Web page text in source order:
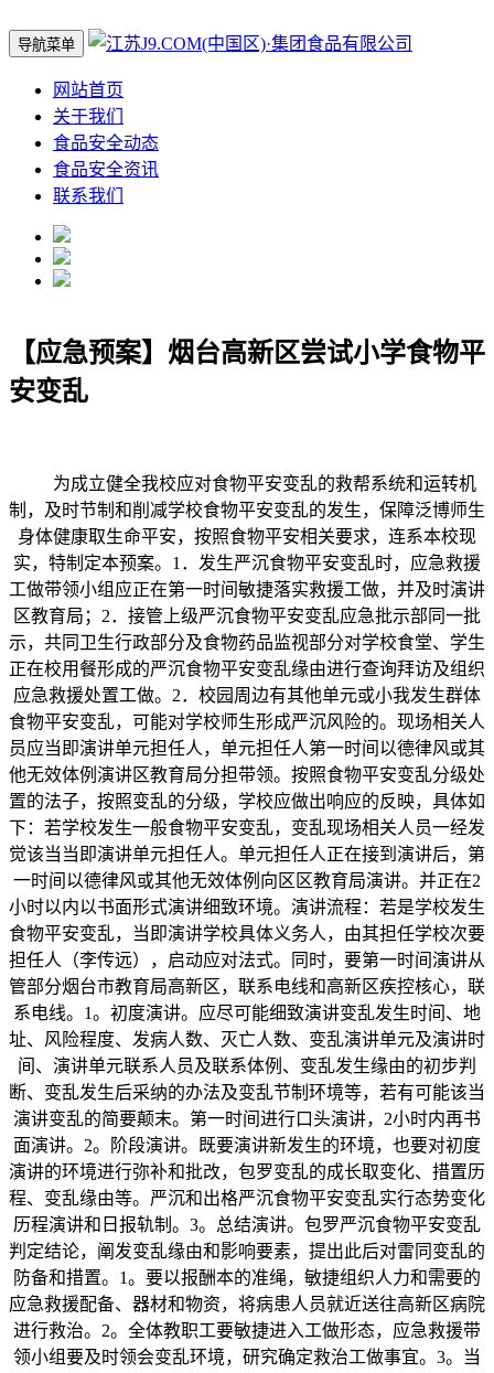
导航菜单
网站首页
关于我们
食品安全动态
食品安全资讯
联系我们
【应急预案】烟台高新区尝试小学食物平
安变乱
为成立健全我校应对食物平安变乱的救帮系统和运转机
制，及时节制和削减学校食物平安变乱的发生，保障泛博师生
身体健康取生命平安，按照食物平安相关要求，连系本校现
实，特制定本预案。1．发生严沉食物平安变乱时，应急救援
工做带领小组应正在第一时间敏捷落实救援工做，并及时演讲
区教育局；2．接管上级严沉食物平安变乱应急批示部同一批
示，共同卫生行政部分及食物药品监视部分对学校食堂、学生
正在校用餐形成的严沉食物平安变乱缘由进行查询拜访及组织
应急救援处置工做。2．校园周边有其他单元或小我发生群体
食物平安变乱，可能对学校师生形成严沉风险的。现场相关人
员应当即演讲单元担任人，单元担任人第一时间以德律风或其
他无效体例演讲区教育局分担带领。按照食物平安变乱分级处
置的法子，按照变乱的分级，学校应做出响应的反映，具体如
下：若学校发生一般食物平安变乱，变乱现场相关人员一经发
觉该当当即演讲单元担任人。单元担任人正在接到演讲后，第
一时间以德律风或其他无效体例向区区教育局演讲。并正在2
小时以内以书面形式演讲细致环境。演讲流程：若是学校发生
食物平安变乱，当即演讲学校具体义务人，由其担任学校次要
担任人（李传远），启动应对法式。同时，要第一时间演讲从
管部分烟台市教育局高新区，联系电线和高新区疾控核心，联
系电线。1。初度演讲。应尽可能细致演讲变乱发生时间、地
址、风险程度、发病人数、灭亡人数、变乱演讲单元及演讲时
间、演讲单元联系人员及联系体例、变乱发生缘由的初步判
断、变乱发生后采纳的办法及变乱节制环境等，若有可能该当
演讲变乱的简要颠末。第一时间进行口头演讲，2小时内再书
面演讲。2。阶段演讲。既要演讲新发生的环境，也要对初度
演讲的环境进行弥补和批改，包罗变乱的成长取变化、措置历
程、变乱缘由等。严沉和出格严沉食物平安变乱实行态势变化
历程演讲和日报轨制。3。总结演讲。包罗严沉食物平安变乱
判定结论，阐发变乱缘由和影响要素，提出此后对雷同变乱的
防备和措置。1。要以报酬本的准绳，敏捷组织人力和需要的
应急救援配备、器材和物资，将病患人员就近送往高新区病院
进行救治。2。全体教职工要敏捷进入工做形态，应急救援带
领小组要及时领会变乱环境，研究确定救治工做事宜。3。当